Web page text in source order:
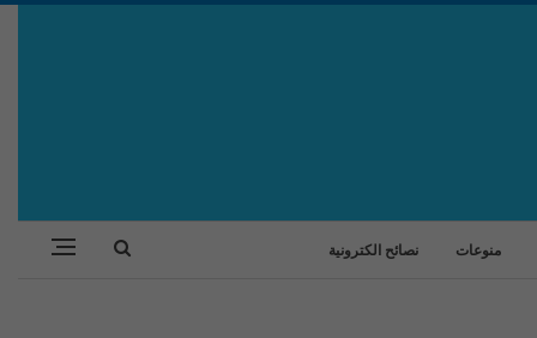
منوعات نصائح الكترونية